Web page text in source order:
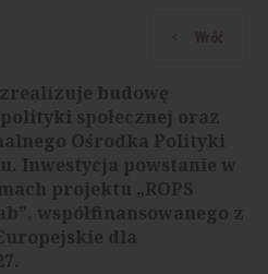
Wróć
budowę
społecznej oraz
Ośrodka Polityki
Inwestycja powstanie w
projektu „ROPS
współfinansowanego z
dla